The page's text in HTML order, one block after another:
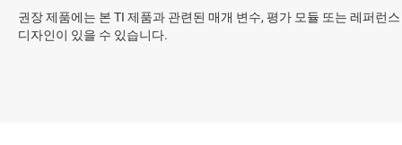
권장 제품에는 본 TI 제품과 관련된 매개 변수, 평가 모듈 또는 레퍼런스
디자인이 있을 수 있습니다.